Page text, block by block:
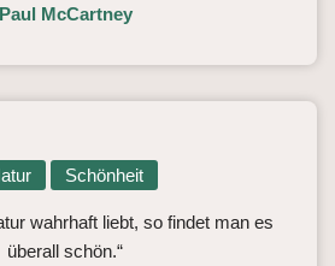
Paul McCartney
Schönheit
wahrhaft liebt, so findet man es
überall schön.“